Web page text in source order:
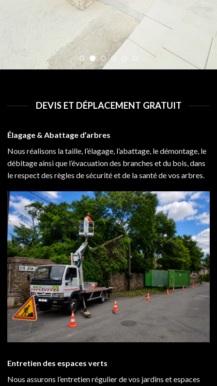
DEVIS ET DÉPLACEMENT GRATUIT
Élagage & Abattage d’arbres
Nous réalisons la taille, l’élagage, l’abattage, le démontage, le
débitage ainsi que l’évacuation des branches et du bois, dans
le respect des règles de sécurité et de la santé de vos arbres.
Entretien des espaces verts
Nous assurons l’entretien régulier de vos jardins et espaces